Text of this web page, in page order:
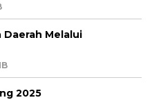
Melalui
2025